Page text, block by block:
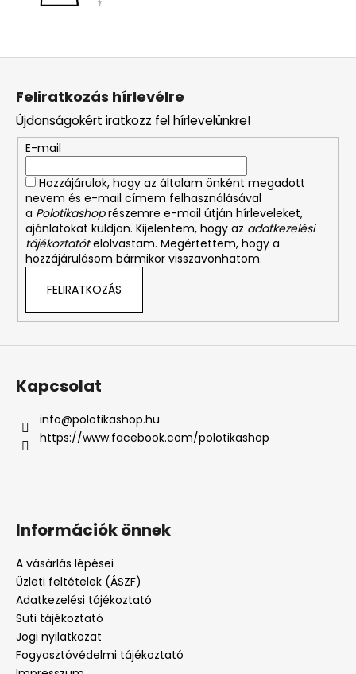
L
Feliratkozás hírlevélre
Újdonságokért iratkozz fel hírlevelünkre!
E-mail
Hozzájárulok, hogy az általam önként megadott
nevem és e-mail címem felhasználásával
a Polotikashoprészemre e-mail útján hírleveleket,
ajánlatokat küldjön. Kijelentem, hogy az adatkezelési
tájékoztatót elolvastam. Megértettem, hogy a
hozzájárulásom bármikor visszavonhatom.
FELIRATKOZÁS
Kapcsolat
info@polotikashop.hu
https://www.facebook.com/polotikashop
Információk önnek
A vásárlás lépései
Üzleti feltételek (ÁSZF)
Adatkezelési tájékoztató
Süti tájékoztató
Jogi nyilatkozat
Fogyasztóvédelmi tájékoztató